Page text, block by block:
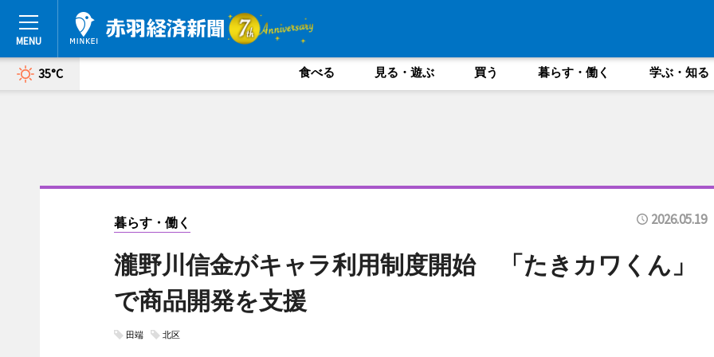
35°C 食べる 見る・遊ぶ 買う 暮らす・働く 学ぶ・知る
暮らす・働く 2026.05.19
瀧野川信金がキャラ利用制度開始 「たきカワくん」
で商品開発を支援
田端 北区